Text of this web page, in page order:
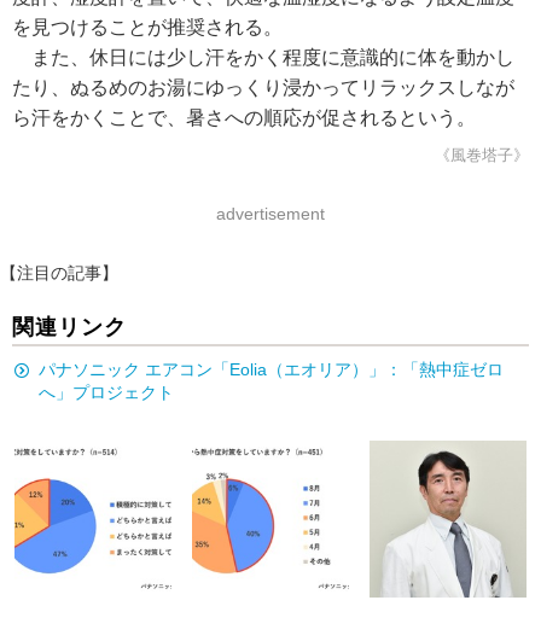
を見つけることが推奨される。
また、休日には少し汗をかく程度に意識的に体を動かし
たり、ぬるめのお湯にゆっくり浸かってリラックスしなが
ら汗をかくことで、暑さへの順応が促されるという。
《風巻塔子》
advertisement
【注目の記事】
関連リンク
パナソニック エアコン「Eolia（エオリア）」：「熱中症ゼロ
へ」プロジェクト